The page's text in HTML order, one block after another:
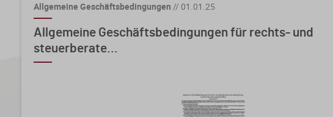
Allgemeine Geschäftsbedingungen // 01.01.25
Allgemeine Geschäftsbedingungen für rechts- und
steuerberate...